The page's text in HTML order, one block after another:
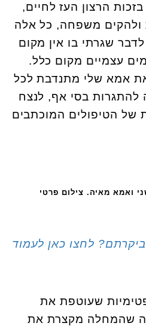
הרצון העז לחיים,
ולהקים משפחה, כל אלה
שגרתי בו אין מקום
עצמיים מקום כלל.
את אמא שלי מתנדבת לכל
להתגרות בסי אף, לנצח
של הטיפולים המוכתבים
ואמא מאיה. צילום פרטי
לחצו כאן לעמוד
שעוטפת את
שהמחלה מקצרת את